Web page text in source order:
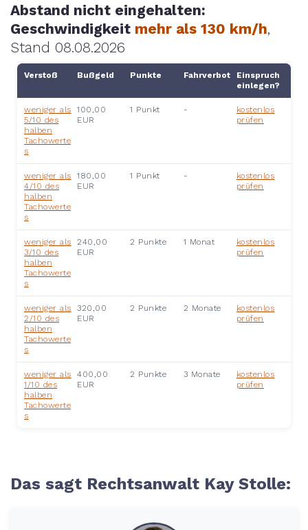
Abstand nicht eingehalten:
Geschwindigkeit mehr als 130 km/h,
Stand 08.08.2026
Verstoß Bußgeld Punkte Fahrverbot
Einspruch
einlegen?
weniger als
5/10 des
halben
Tachowerte
s
100,00
EUR
1 Punkt -
kostenlos
prüfen
weniger als
4/10 des
halben
Tachowerte
s
180,00
EUR
1 Punkt -
kostenlos
prüfen
weniger als
3/10 des
halben
Tachowerte
s
240,00
EUR
2 Punkte 1 Monat
kostenlos
prüfen
weniger als
2/10 des
halben
Tachowerte
s
320,00
EUR
2 Punkte 2 Monate
kostenlos
prüfen
weniger als
1/10 des
halben
Tachowerte
s
400,00
EUR
2 Punkte 3 Monate
kostenlos
prüfen
Das sagt Rechtsanwalt Kay Stolle: